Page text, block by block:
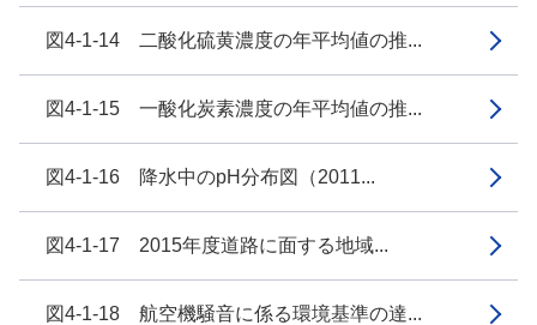
図4-1-14 二酸化硫黄濃度の年平均値の推...
図4-1-15 一酸化炭素濃度の年平均値の推...
図4-1-16 降水中のpH分布図（2011...
図4-1-17 2015年度道路に面する地域...
図4-1-18 航空機騒音に係る環境基準の達...